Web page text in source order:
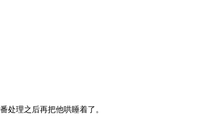
处理之后再把他哄睡着了。